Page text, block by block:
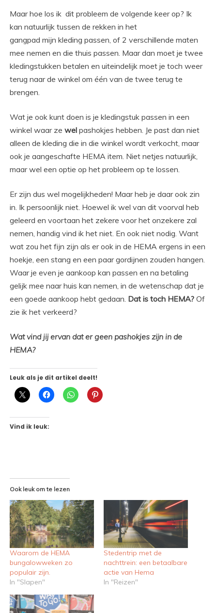
Maar hoe los ik dit probleem de volgende keer op? Ik
kan natuurlijk tussen de rekken in het
gangpad mijn kleding passen, of 2 verschillende maten
mee nemen en die thuis passen. Maar dan moet je twee
kledingstukken betalen en uiteindelijk moet je toch weer
terug naar de winkel om één van de twee terug te
brengen.
Wat je ook kunt doen is je kledingstuk passen in een
winkel waar ze wel pashokjes hebben. Je past dan niet
alleen de kleding die in die winkel wordt verkocht, maar
ook je aangeschafte HEMA item. Niet netjes natuurlijk,
maar wel een optie op het probleem op te lossen.
Er zijn dus wel mogelijkheden! Maar heb je daar ook zin
in. Ik persoonlijk niet. Hoewel ik wel van dit voorval heb
geleerd en voortaan het zekere voor het onzekere zal
nemen, handig vind ik het niet. En ook niet nodig. Want
wat zou het fijn zijn als er ook in de HEMA ergens in een
hoekje, een stang en een paar gordijnen zouden hangen.
Waar je even je aankoop kan passen en na betaling
gelijk mee naar huis kan nemen, in de wetenschap dat je
een goede aankoop hebt gedaan. Dat is toch HEMA? Of
zie ik het verkeerd?
Wat vind jij ervan dat er geen pashokjes zijn in de
HEMA?
Leuk als je dit artikel deelt!
Vind ik leuk:
Ook leuk om te lezen
Waarom de HEMA
bungalowweken zo
populair zijn.
In "Slapen"
Stedentrip met de
nachttrein: een betaalbare
actie van Hema
In "Reizen"